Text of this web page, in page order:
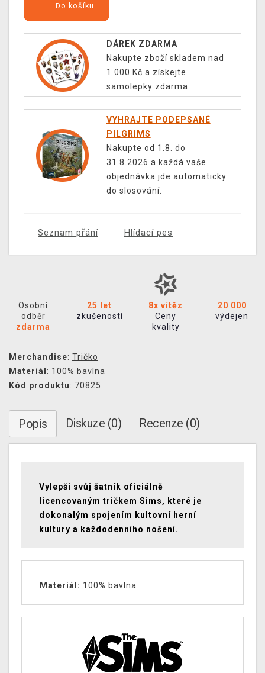
Do košíku
DÁREK ZDARMA
Nakupte zboží skladem nad
1 000 Kč a získejte
samolepky zdarma.
VYHRAJTE PODEPSANÉ
PILGRIMS
Nakupte od 1.8. do
31.8.2026 a každá vaše
objednávka jde automaticky
do slosování.
Seznam přání Hlídací pes
Osobní
odběr
zdarma
25 let
zkušeností
8x vítěz
Ceny
kvality
20 000
výdejen
Merchandise: Tričko
Materiál : 100% bavlna
Kód produktu: 70825
Popis Diskuze (0) Recenze (0)
Vylepši svůj šatník oficiálně
licencovaným tričkem Sims, které je
dokonalým spojením kultovní herní
kultury a každodenního nošení.
Materiál: 100% bavlna